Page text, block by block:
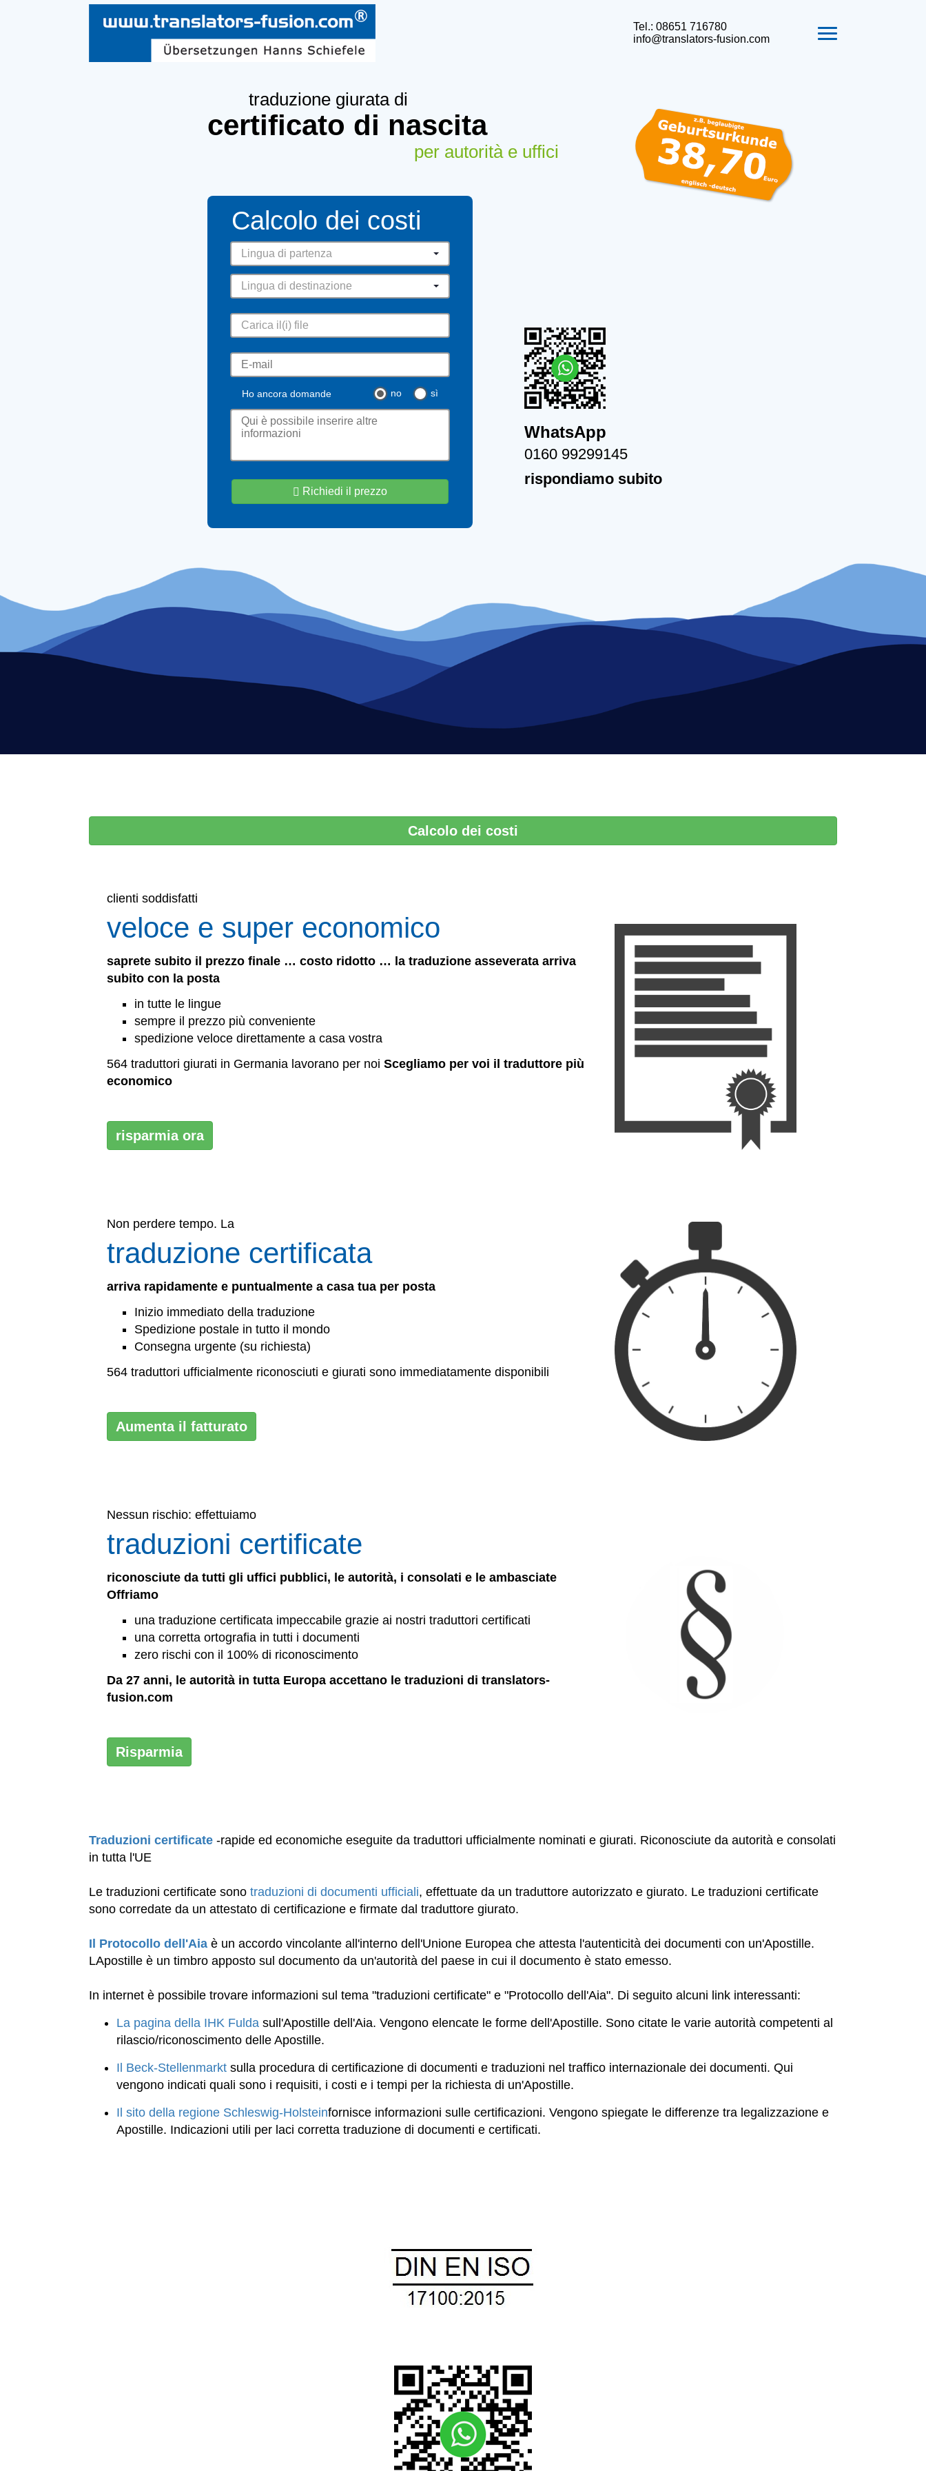
Tel.: 08651 716780
info@translators-fusion.com
traduzione giurata di
certificato di nascita
per autorità e uffici
Calcolo dei costi
Lingua di partenza
Lingua di destinazione
Carica il(i) file
Ho ancora domande no sì
Richiedi il prezzo
WhatsApp
0160 99299145
rispondiamo subito
Calcolo dei costi
clienti soddisfatti
veloce e super economico
saprete subito il prezzo finale … costo ridotto … la traduzione asseverata arriva
subito con la posta
in tutte le lingue
sempre il prezzo più conveniente
spedizione veloce direttamente a casa vostra
564 traduttori giurati in Germania lavorano per noi Scegliamo per voi il traduttore più
economico
risparmia ora
Non perdere tempo. La
traduzione certificata
arriva rapidamente e puntualmente a casa tua per posta
Inizio immediato della traduzione
Spedizione postale in tutto il mondo
Consegna urgente (su richiesta)
564 traduttori ufficialmente riconosciuti e giurati sono immediatamente disponibili
Aumenta il fatturato
Nessun rischio: effettuiamo
traduzioni certificate
riconosciute da tutti gli uffici pubblici, le autorità, i consolati e le ambasciate
Offriamo
una traduzione certificata impeccabile grazie ai nostri traduttori certificati
una corretta ortografia in tutti i documenti
zero rischi con il 100% di riconoscimento
Da 27 anni, le autorità in tutta Europa accettano le traduzioni di translators-
fusion.com
Risparmia
Traduzioni certificate -rapide ed economiche eseguite da traduttori ufficialmente nominati e giurati. Riconosciute da autorità e consolati
in tutta l'UE
Le traduzioni certificate sono traduzioni di documenti ufficiali, effettuate da un traduttore autorizzato e giurato. Le traduzioni certificate
sono corredate da un attestato di certificazione e firmate dal traduttore giurato.
Il Protocollo dell'Aia è un accordo vincolante all'interno dell'Unione Europea che attesta l'autenticità dei documenti con un'Apostille.
LApostille è un timbro apposto sul documento da un'autorità del paese in cui il documento è stato emesso.
In internet è possibile trovare informazioni sul tema "traduzioni certificate" e "Protocollo dell'Aia". Di seguito alcuni link interessanti:
La pagina della IHK Fulda sull'Apostille dell'Aia. Vengono elencate le forme dell'Apostille. Sono citate le varie autorità competenti al
rilascio/riconoscimento delle Apostille.
Il Beck-Stellenmarkt sulla procedura di certificazione di documenti e traduzioni nel traffico internazionale dei documenti. Qui
vengono indicati quali sono i requisiti, i costi e i tempi per la richiesta di un'Apostille.
Il sito della regione Schleswig-Holsteinfornisce informazioni sulle certificazioni. Vengono spiegate le differenze tra legalizzazione e
Apostille. Indicazioni utili per laci corretta traduzione di documenti e certificati.